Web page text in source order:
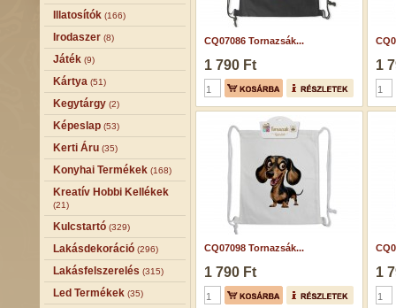
Illatosítók (166)
Irodaszer (8)
Játék (9)
Kártya (51)
Kegytárgy (2)
Képeslap (53)
Kerti Áru (35)
Konyhai Termékek (168)
Kreatív Hobbi Kellékek
(21)
Kulcstartó (329)
Lakásdekoráció (296)
Lakásfelszerelés (315)
Led Termékek (35)
CQ07086 Tornazsák...
1 790 Ft 1
CQ07098 Tornazsák...
1 790 Ft 1